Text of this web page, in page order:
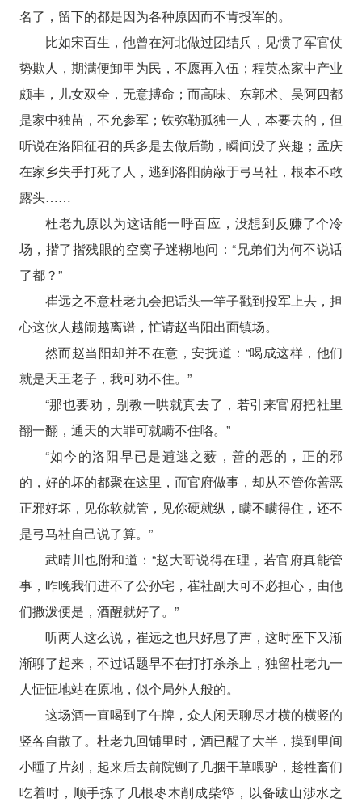
名了，留下的都是因为各种原因而不肯投军的。
比如宋百生，他曾在河北做过团结兵，见惯了军官仗
势欺人，期满便卸甲为民，不愿再入伍；程英杰家中产业
颇丰，儿女双全，无意搏命；而高味、东郭术、吴阿四都
是家中独苗，不允参军；铁弥勒孤独一人，本要去的，但
听说在洛阳征召的兵多是去做后勤，瞬间没了兴趣；孟庆
在家乡失手打死了人，逃到洛阳荫蔽于弓马社，根本不敢
露头……
杜老九原以为这话能一呼百应，没想到反赚了个冷
场，揩了揩残眼的空窝子迷糊地问：“兄弟们为何不说话
了都？”
崔远之不意杜老九会把话头一竿子戳到投军上去，担
心这伙人越闹越离谱，忙请赵当阳出面镇场。
然而赵当阳却并不在意，安抚道：“喝成这样，他们
就是天王老子，我可劝不住。”
“那也要劝，别教一哄就真去了，若引来官府把社里
翻一翻，通天的大罪可就瞒不住咯。”
“如今的洛阳早已是逋逃之薮，善的恶的，正的邪
的，好的坏的都聚在这里，而官府做事，却从不管你善恶
正邪好坏，见你软就管，见你硬就纵，瞒不瞒得住，还不
是弓马社自己说了算。”
武晴川也附和道：“赵大哥说得在理，若官府真能管
事，昨晚我们进不了公孙宅，崔社副大可不必担心，由他
们撒泼便是，酒醒就好了。”
听两人这么说，崔远之也只好息了声，这时座下又渐
渐聊了起来，不过话题早不在打打杀杀上，独留杜老九一
人怔怔地站在原地，似个局外人般的。
这场酒一直喝到了午牌，众人闲天聊尽才横的横竖的
竖各自散了。杜老九回铺里时，酒已醒了大半，摸到里间
小睡了片刻，起来后去前院铡了几捆干草喂驴，趁牲畜们
吃着时，顺手拣了几根枣木削成柴筚，以备跋山涉水之